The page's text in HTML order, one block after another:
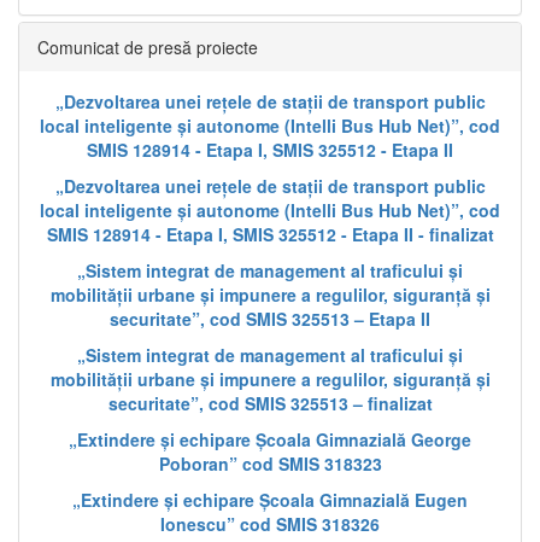
Comunicat de presă proiecte
„Dezvoltarea unei rețele de stații de transport public
local inteligente și autonome (Intelli Bus Hub Net)”, cod
SMIS 128914 - Etapa I, SMIS 325512 - Etapa II
„Dezvoltarea unei rețele de stații de transport public
local inteligente și autonome (Intelli Bus Hub Net)”, cod
SMIS 128914 - Etapa I, SMIS 325512 - Etapa II - finalizat
„Sistem integrat de management al traficului și
mobilității urbane și impunere a regulilor, siguranță și
securitate”, cod SMIS 325513 – Etapa II
„Sistem integrat de management al traficului și
mobilității urbane și impunere a regulilor, siguranță și
securitate”, cod SMIS 325513 – finalizat
„Extindere și echipare Școala Gimnazială George
Poboran” cod SMIS 318323
„Extindere și echipare Școala Gimnazială Eugen
Ionescu” cod SMIS 318326